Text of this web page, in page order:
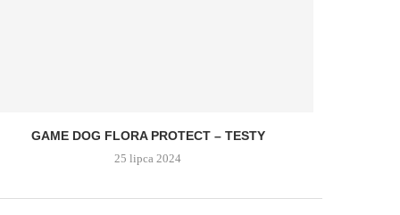
GAME DOG FLORA PROTECT – TESTY
25 lipca 2024